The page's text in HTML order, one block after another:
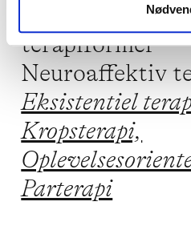
Jeg praktiserer
terapiformer
Neuroaffektiv
Eksistentiel
Kropsterapi,
Parterapi